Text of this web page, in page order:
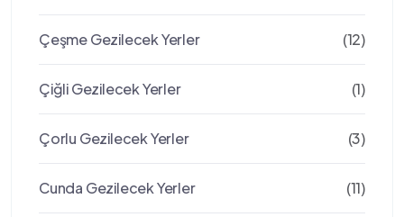
Çeşme Gezilecek Yerler (12)
Çiğli Gezilecek Yerler (1)
Çorlu Gezilecek Yerler (3)
Cunda Gezilecek Yerler (11)